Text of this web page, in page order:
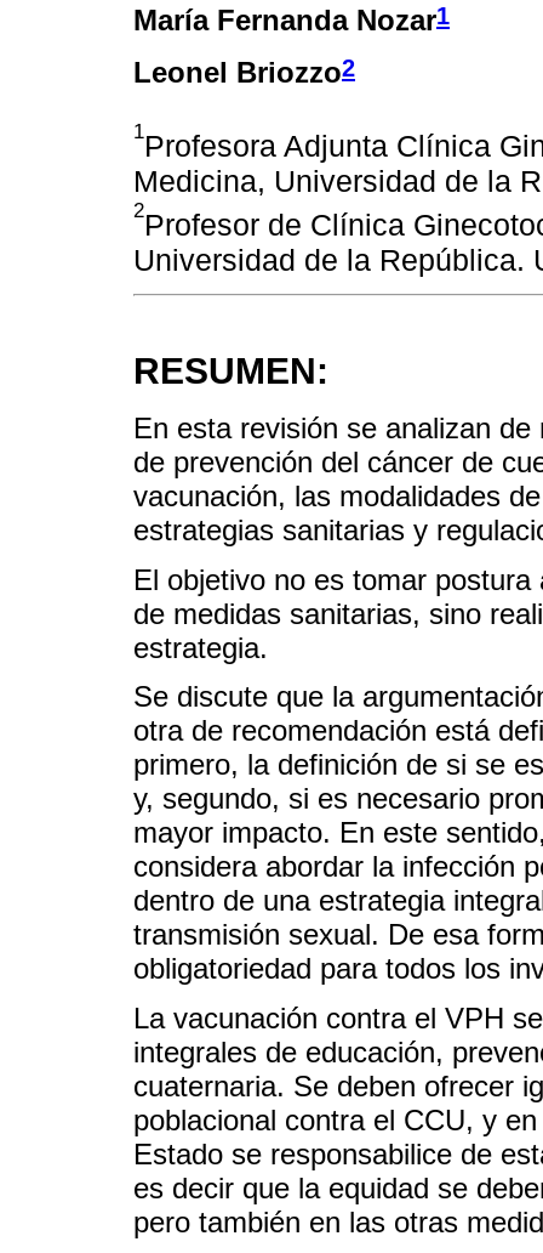
María Fernanda Nozar1
Leonel Briozzo2
1Profesora Adjunta Clínica
Medicina, Universidad de la
2Profesor de Clínica
Universidad de la República.
RESUMEN:
En esta revisión se analizan
de prevención del cáncer de
vacunación, las modalidades
estrategias sanitarias y
El objetivo no es tomar
de medidas sanitarias, sino
estrategia.
Se discute que la
otra de recomendación está
primero, la definición de si se
y, segundo, si es necesario
mayor impacto. En este
considera abordar la infección
dentro de una estrategia
transmisión sexual. De esa
obligatoriedad para todos los
La vacunación contra el VPH
integrales de educación,
cuaternaria. Se deben ofrecer
poblacional contra el CCU, y
Estado se responsabilice de
es decir que la equidad se
pero también en las otras